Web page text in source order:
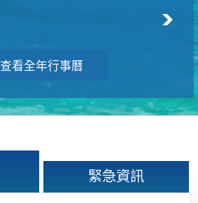
查看全年行事曆
緊急資訊